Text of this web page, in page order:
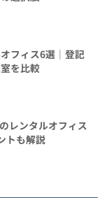
フィス6選｜登記
を比較
レンタルオフィス
トも解説